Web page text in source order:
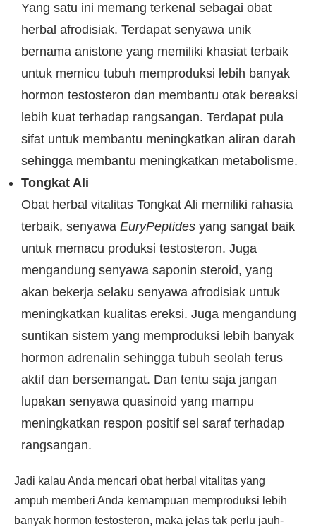
Yang satu ini memang terkenal sebagai obat
herbal afrodisiak. Terdapat senyawa unik
bernama anistone yang memiliki khasiat terbaik
untuk memicu tubuh memproduksi lebih banyak
hormon testosteron dan membantu otak bereaksi
lebih kuat terhadap rangsangan. Terdapat pula
sifat untuk membantu meningkatkan aliran darah
sehingga membantu meningkatkan metabolisme.
Tongkat Ali
Obat herbal vitalitas Tongkat Ali memiliki rahasia
terbaik, senyawa EuryPeptides yang sangat baik
untuk memacu produksi testosteron. Juga
mengandung senyawa saponin steroid, yang
akan bekerja selaku senyawa afrodisiak untuk
meningkatkan kualitas ereksi. Juga mengandung
suntikan sistem yang memproduksi lebih banyak
hormon adrenalin sehingga tubuh seolah terus
aktif dan bersemangat. Dan tentu saja jangan
lupakan senyawa quasinoid yang mampu
meningkatkan respon positif sel saraf terhadap
rangsangan.
Jadi kalau Anda mencari obat herbal vitalitas yang
ampuh memberi Anda kemampuan memproduksi lebih
banyak hormon testosteron, maka jelas tak perlu jauh-